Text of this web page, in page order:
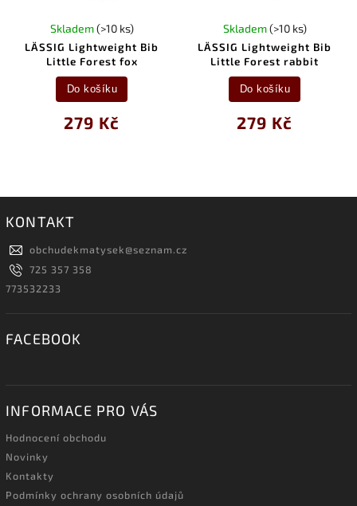
LÄSSIG Lightweight Bib
Little Forest fox
Skladem(>10 ks)
279 Kč
Do košíku
LÄSSIG Lightweight Bib
Little Forest rabbit
Skladem(>10 ks)
279 Kč
Do košíku
KONTAKT
obchudekmatysek@seznam.cz
725 357 358
773532233
FACEBOOK
INFORMACE PRO VÁS
Hodnocení obchodu
Novinky
Kontakty
Podmínky ochrany osobních údajů